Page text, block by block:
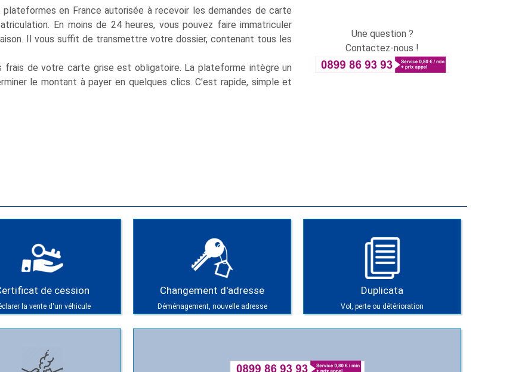
en France autorisée à recevoir les demandes de carte
En moins de 24 heures, vous pouvez faire immatriculer
Il vous suffit de transmettre votre dossier, contenant tous les
de votre carte grise est obligatoire. La plateforme intègre un
le montant à payer en quelques clics. C'est rapide, simple et
Une question ?
Contactez-nous !
de cession
la vente d'un véhicule
Changement d'adresse
Déménagement, nouvelle adresse
Duplicata
Vol, perte ou détérioration